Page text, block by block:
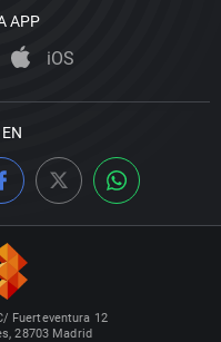
APP
iOS
Fuerteventura 12
28703 Madrid